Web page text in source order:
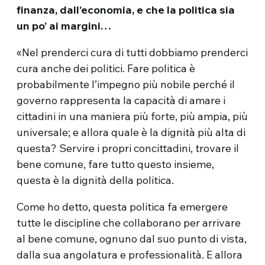
finanza, dall’economia, e che la politica sia
un po’ ai margini…
«Nel prenderci cura di tutti dobbiamo prenderci
cura anche dei politici. Fare politica è
probabilmente l’impegno più nobile perché il
governo rappresenta la capacità di amare i
cittadini in una maniera più forte, più ampia, più
universale; e allora quale è la dignità più alta di
questa? Servire i propri concittadini, trovare il
bene comune, fare tutto questo insieme,
questa è la dignità della politica.
Come ho detto, questa politica fa emergere
tutte le discipline che collaborano per arrivare
al bene comune, ognuno dal suo punto di vista,
dalla sua angolatura e professionalità. E allora